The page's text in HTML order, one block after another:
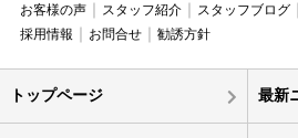
お客様の声
スタッフ紹介 スタッフブログ
採用情報
お問合せ 勧誘方針
トップページ 最新